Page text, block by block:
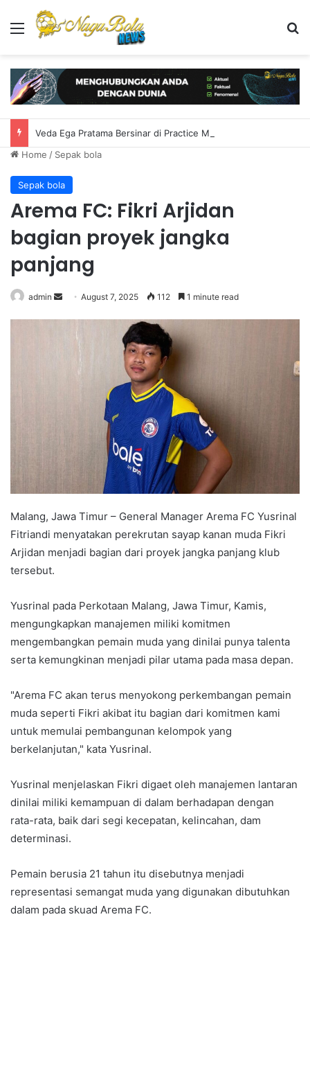
Menu
Home / Sepak bola
Sepak bola
Arema FC: Fikri Arjidan
bagian proyek jangka
panjang
admin August 7, 2025 112 1 minute read
Malang, Jawa Timur – General Manager Arema FC Yusrinal
Fitriandi menyatakan perekrutan sayap kanan muda Fikri
Arjidan menjadi bagian dari proyek jangka panjang klub
tersebut.
Yusrinal pada Perkotaan Malang, Jawa Timur, Kamis,
mengungkapkan manajemen miliki komitmen
mengembangkan pemain muda yang dinilai punya talenta
serta kemungkinan menjadi pilar utama pada masa depan.
"Arema FC akan terus menyokong perkembangan pemain
muda seperti Fikri akibat itu bagian dari komitmen kami
untuk memulai pembangunan kelompok yang
berkelanjutan," kata Yusrinal.
Yusrinal menjelaskan Fikri digaet oleh manajemen lantaran
dinilai miliki kemampuan di dalam berhadapan dengan
rata-rata, baik dari segi kecepatan, kelincahan, dam
determinasi.
Pemain berusia 21 tahun itu disebutnya menjadi
representasi semangat muda yang digunakan dibutuhkan
dalam pada skuad Arema FC.